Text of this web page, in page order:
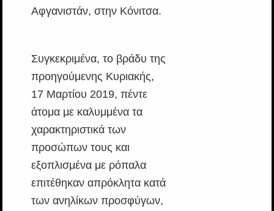
Αφγανιστάν, στην Κόνιτσα.
Συγκεκριμένα, το βράδυ της
προηγούμενης Κυριακής,
17 Μαρτίου 2019, πέντε
άτομα με καλυμμένα τα
χαρακτηριστικά των
προσώπων τους και
εξοπλισμένα με ρόπαλα
επιτέθηκαν απρόκλητα κατά
των ανηλίκων προσφύγων,